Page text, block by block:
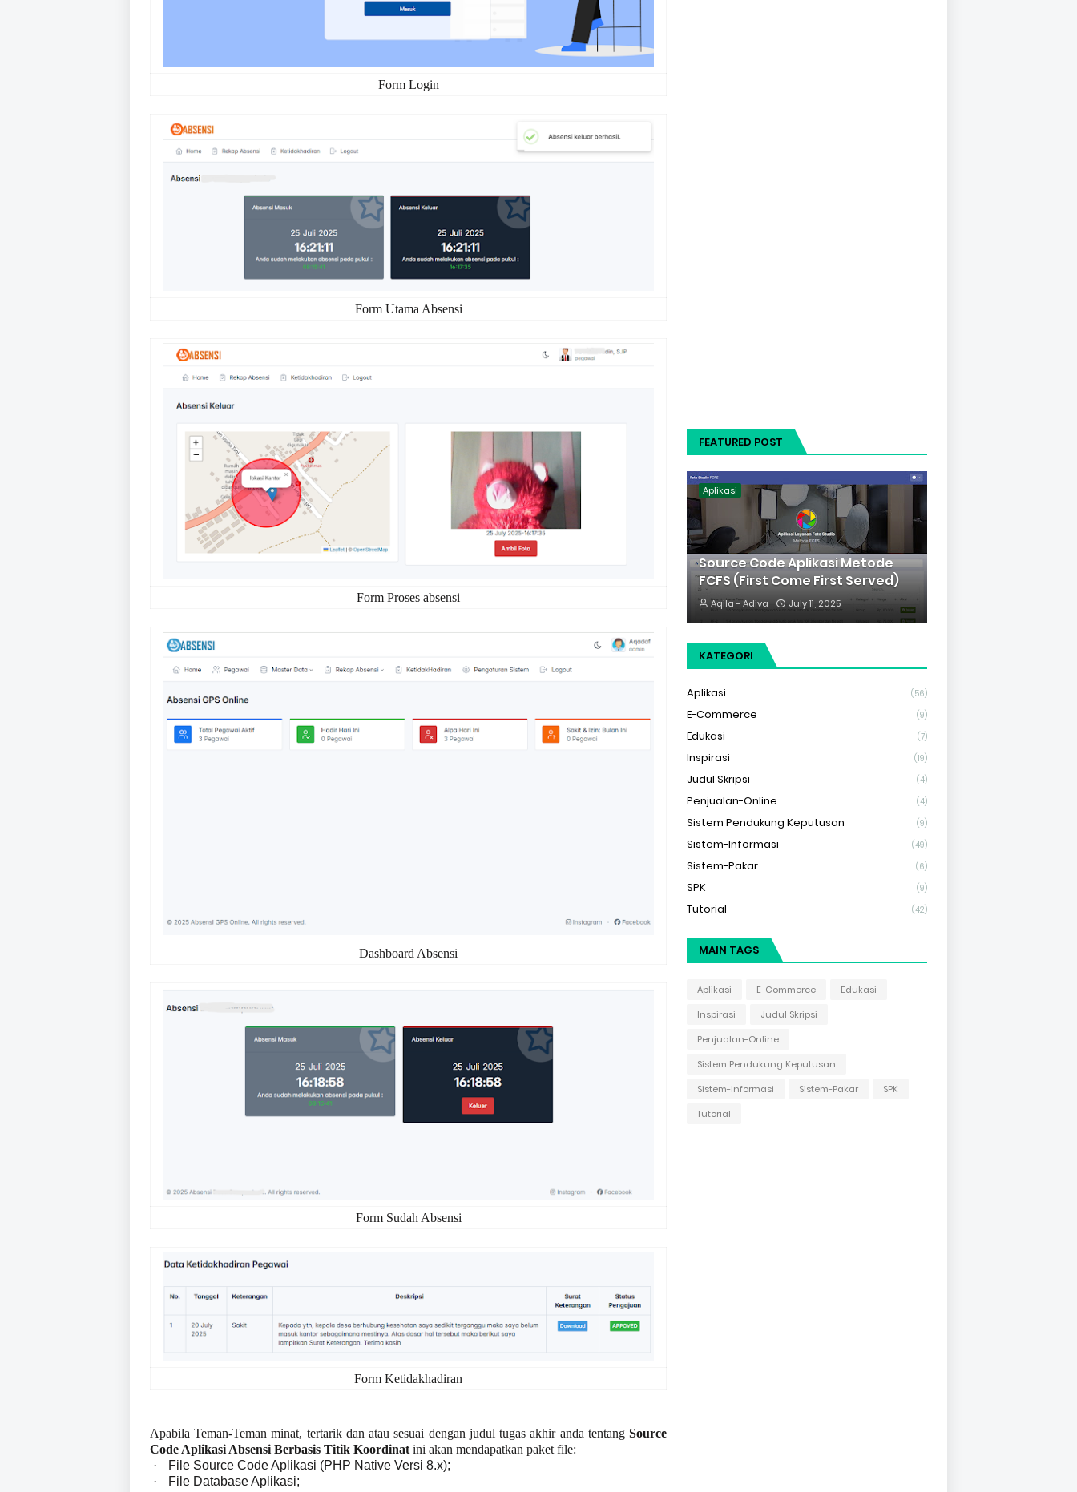
Form Login
Form Utama Absensi
Form Proses absensi
Dashboard Absensi
Form Sudah Absensi
Form Ketidakhadiran
Apabila Teman-Temanminat, tertarik dan atau sesuai dengan judul tugas akhir anda tentangSource
Code Aplikasi Absensi Berbasis Titik Koordinat ini akan mendapatkan paket file:
·
File Source Code Aplikasi (PHP Native Versi 8.x);
·
File Database Aplikasi;
FEATURED POST
Aplikasi
Source Code Aplikasi Metode
FCFS (First Come First Served)
Aqila - Adiva July 11, 2025
KATEGORI
Aplikasi (56)
E-Commerce (9)
Edukasi (7)
Inspirasi (19)
Judul Skripsi (4)
Penjualan-Online (4)
Sistem Pendukung Keputusan (9)
Sistem-Informasi (49)
Sistem-Pakar (6)
SPK (9)
Tutorial (42)
MAIN TAGS
Aplikasi E-Commerce
Edukasi
Inspirasi
Judul Skripsi
Penjualan-Online
Sistem Pendukung Keputusan
Sistem-Informasi
Sistem-Pakar
SPK
Tutorial